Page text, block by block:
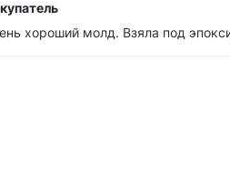
хороший молд. Взяла под